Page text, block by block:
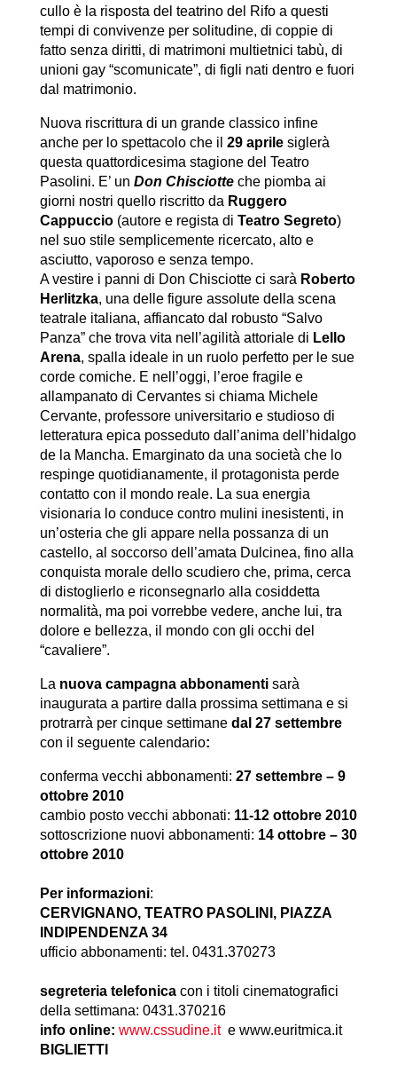
cullo è la risposta del teatrino del Rifo a questi
tempi di convivenze per solitudine, di coppie di
fatto senza diritti, di matrimoni multietnici tabù, di
unioni gay “scomunicate”, di figli nati dentro e fuori
dal matrimonio.
Nuova riscrittura di un grande classico infine
anche per lo spettacolo che il 29 aprilesiglerà
questa quattordicesima stagione del Teatro
Pasolini. E’ un Don Chisciotte che piomba ai
giorni nostri quello riscritto da Ruggero
Cappuccio(autore e regista di Teatro Segreto)
nel suo stile semplicemente ricercato, alto e
asciutto, vaporoso e senza tempo.
A vestire i panni di Don Chisciotte ci sarà Roberto
Herlitzka, una delle figure assolute della scena
teatrale italiana, affiancato dal robusto “Salvo
Panza” che trova vita nell’agilità attoriale di Lello
Arena, spalla ideale in un ruolo perfetto per le sue
corde comiche. E nell’oggi, l’eroe fragile e
allampanato di Cervantes si chiama Michele
Cervante, professore universitario e studioso di
letteratura epica posseduto dall’anima dell’hidalgo
de la Mancha. Emarginato da una società che lo
respinge quotidianamente, il protagonista perde
contatto con il mondo reale. La sua energia
visionaria lo conduce contro mulini inesistenti, in
un’osteria che gli appare nella possanza di un
castello, al soccorso dell’amata Dulcinea, fino alla
conquista morale dello scudiero che, prima, cerca
di distoglierlo e riconsegnarlo alla cosiddetta
normalità, ma poi vorrebbe vedere, anche lui, tra
dolore e bellezza, il mondo con gli occhi del
“cavaliere”.
La nuova campagna abbonamentisarà
inaugurata a partire dalla prossima settimana e si
protrarrà per cinque settimane dal 27 settembre
con il seguente calendario:
conferma vecchi abbonamenti: 27 settembre – 9
ottobre 2010
cambio posto vecchi abbonati: 11-12 ottobre 2010
sottoscrizione nuovi abbonamenti: 14 ottobre – 30
ottobre 2010
Per informazioni:
CERVIGNANO, TEATRO PASOLINI, PIAZZA
INDIPENDENZA 34
ufficio abbonamenti: tel. 0431.370273
segreteria telefonicacon i titoli cinematografici
della settimana: 0431.370216
info online: www.cssudine.ite www.euritmica.it
BIGLIETTI